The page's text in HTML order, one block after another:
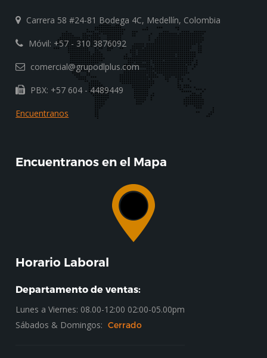
Carrera 58 #24-81 Bodega 4C, Medellín, Colombia
Móvil: +57 - 310 3876092
comercial@grupodlplus.com
PBX: +57 604 - 4489449
Encuentranos
Encuentranos en el Mapa
Horario Laboral
Departamento de ventas:
Lunes a Viernes: 08.00-12:00 02:00-05.00pm
Sábados & Domingos:
Cerrado